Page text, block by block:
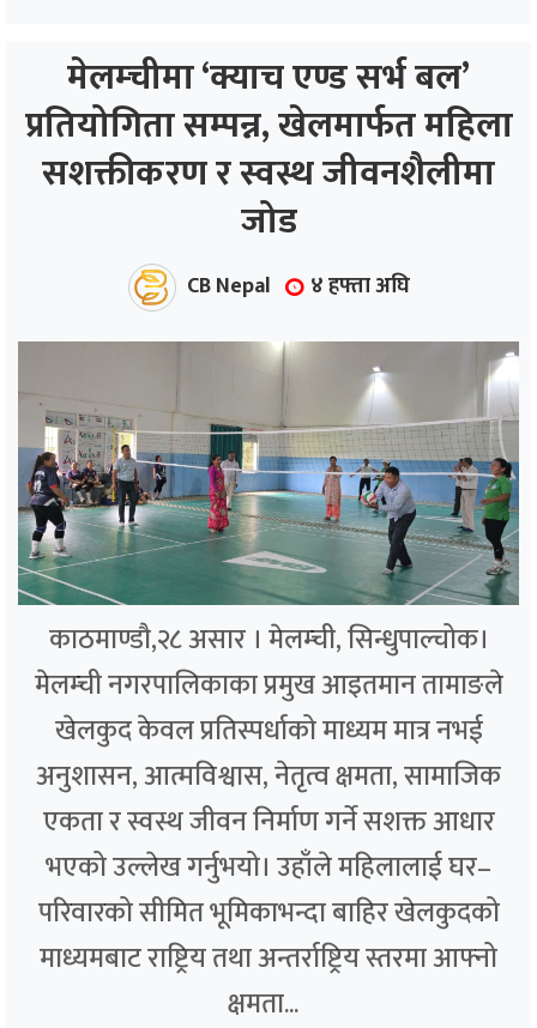
मेलम्चीमा ‘क्याच एण्ड सर्भ बल’
प्रतियोगिता सम्पन्न, खेलमार्फत महिला
सशक्तीकरण र स्वस्थ जीवनशैलीमा
जोड
CB Nepal ४ हफ्ता अघि
काठमाण्डौ,२८ असार । मेलम्ची, सिन्धुपाल्चोक।
मेलम्ची नगरपालिकाका प्रमुख आइतमान तामाङले
खेलकुद केवल प्रतिस्पर्धाको माध्यम मात्र नभई
अनुशासन, आत्मविश्वास, नेतृत्व क्षमता, सामाजिक
एकता र स्वस्थ जीवन निर्माण गर्ने सशक्त आधार
भएको उल्लेख गर्नुभयो। उहाँले महिलालाई घर–
परिवारको सीमित भूमिकाभन्दा बाहिर खेलकुदको
माध्यमबाट राष्ट्रिय तथा अन्तर्राष्ट्रिय स्तरमा आफ्नो
क्षमता...